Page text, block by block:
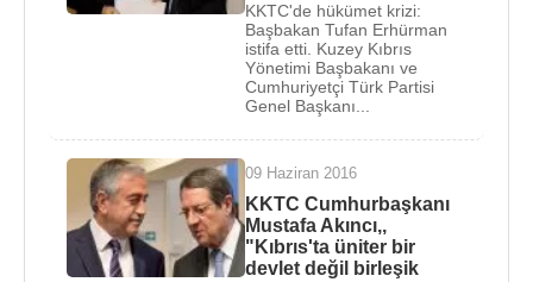
KKTC'de hükümet krizi:
Başbakan Tufan Erhürman
istifa etti. Kuzey Kıbrıs
Yönetimi Başbakanı ve
Cumhuriyetçi Türk Partisi
Genel Başkanı...
09 Haziran 2016
KKTC Cumhurbaşkanı
Mustafa Akıncı,,
"Kıbrıs'ta üniter bir
devlet değil birleşik